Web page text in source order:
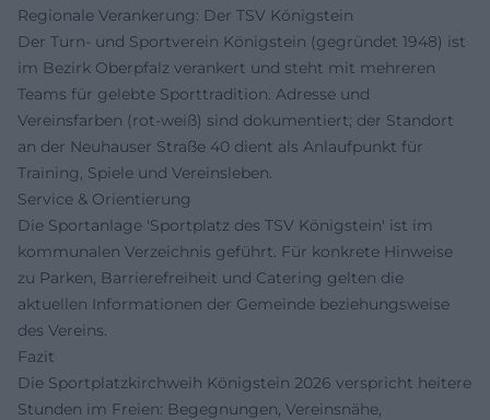
Regionale Verankerung: Der TSV Königstein
Der Turn- und Sportverein Königstein (gegründet 1948) ist
im Bezirk Oberpfalz verankert und steht mit mehreren
Teams für gelebte Sporttradition. Adresse und
Vereinsfarben (rot-weiß) sind dokumentiert; der Standort
an der Neuhauser Straße 40 dient als Anlaufpunkt für
Training, Spiele und Vereinsleben.
Service & Orientierung
Die Sportanlage 'Sportplatz des TSV Königstein' ist im
kommunalen Verzeichnis geführt. Für konkrete Hinweise
zu Parken, Barrierefreiheit und Catering gelten die
aktuellen Informationen der Gemeinde beziehungsweise
des Vereins.
Fazit
Die Sportplatzkirchweih Königstein 2026 verspricht heitere
Stunden im Freien: Begegnungen, Vereinsnähe,